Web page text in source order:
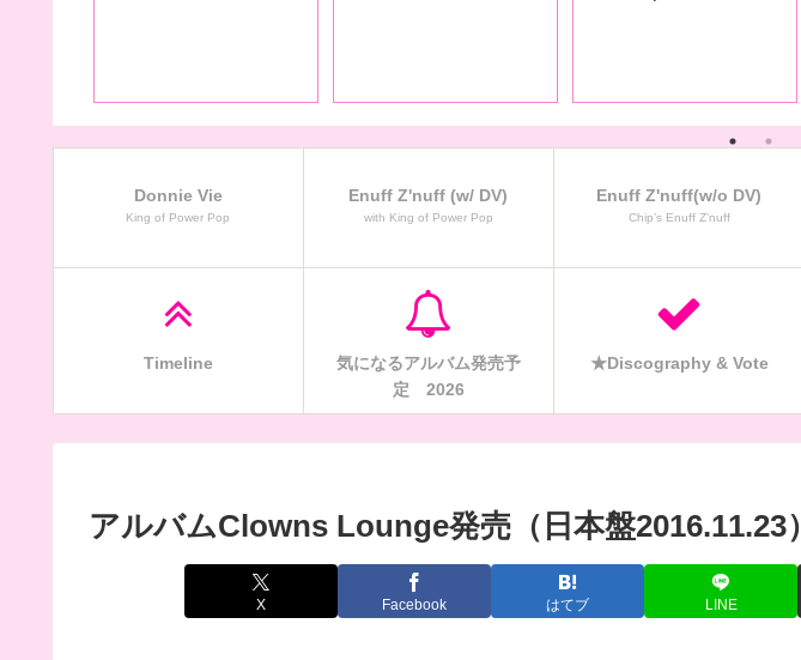
Donnie Vie
King of Power Pop
Enuff Z'nuff (w/ DV)
with King of Power Pop
Enuff Z'nuff(w/o DV)
Chip’s Enuff Z’nuff
Timeline
気になるアルバム発売予
定 2026
★Discography & Vote
アルバムClowns Lounge発売（日本盤2016.11.23）
X Facebook はてブ LINE